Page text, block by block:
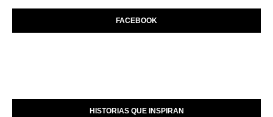
FACEBOOK
HISTORIAS QUE INSPIRAN